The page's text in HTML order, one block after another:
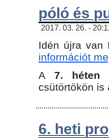
póló és
2017. 03. 26. -
Idén újra van
információt
A 7. héten
csütörtökön is
6. heti